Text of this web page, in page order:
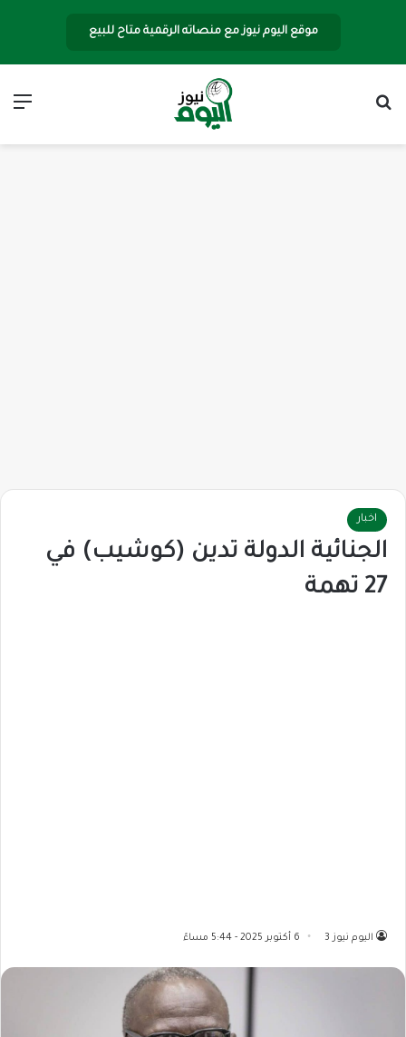
موقع اليوم نيوز مع منصاته الرقمية متاح للبيع
اخبار
الجنائية الدولة تدين (كوشيب) في
27 تهمة
اليوم نيوز 3 6 أكتوبر 2025 - 5:44 مساءً